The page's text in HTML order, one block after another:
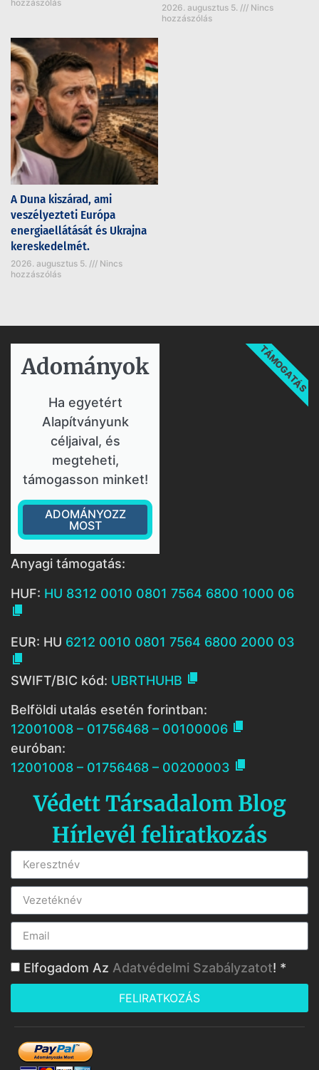
hozzászólás
2026. augusztus 5.
Nincs
hozzászólás
A Duna kiszárad, ami
veszélyezteti Európa
energiaellátását és Ukrajna
kereskedelmét.
2026. augusztus 5.
Nincs
hozzászólás
Adományok​
Ha egyetért
Alapítványunk
céljaival, és
megteheti,
támogasson minket!
ADOMÁNYOZZ
MOST
TÁMOGATÁS
Anyagi támogatás:
HUF: HU 8312 0010 0801 7564 6800 1000 06

EUR: HU 6212 0010 0801 7564 6800 2000 03

SWIFT/BIC kód: UBRTHUHB 
Belföldi utalás esetén forintban:
12001008 – 01756468 – 00100006 
euróban:
12001008 – 01756468 – 00200003 
Védett Társadalom Blog
Hírlevél feliratkozás
Elfogadom Az Adatvédelmi Szabályzatot! *
FELIRATKOZÁS